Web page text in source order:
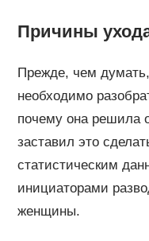
Причины
Прежде, чем
необходимо
почему она решила
заставил это
статистическим
инициаторами
женщины.